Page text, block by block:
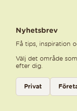
Nyhetsbrev
Få tips, inspiration
Välj det område
efter dig.
Välj kategori för
Privat